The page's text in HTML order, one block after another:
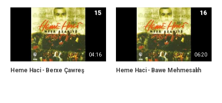
04:16
15
Heme Haci - Berxe Çawreş
06:20
16
Heme Haci - Bawe Mehmesalıh